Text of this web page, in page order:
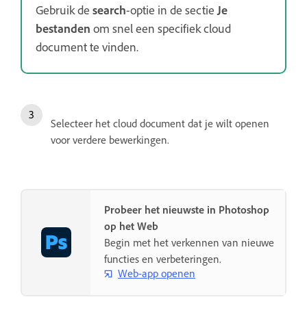
Gebruik de search-optie in de sectie Je
bestanden om snel een specifiek cloud
document te vinden.
Selecteer het cloud document dat je wilt openen
voor verdere bewerkingen.
Probeer het nieuwste in Photoshop
op het Web
Begin met het verkennen van nieuwe
functies en verbeteringen.
Web-app openen